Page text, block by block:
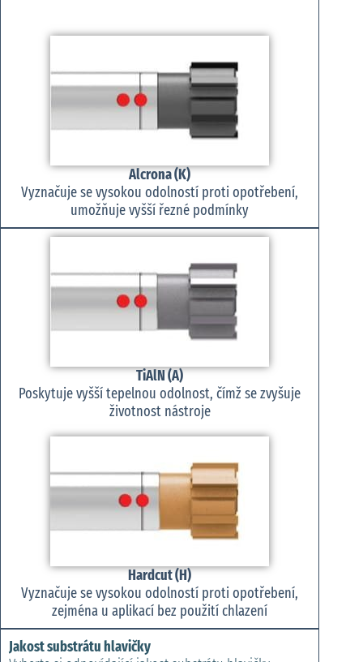
Alcrona (K)
Vyznačuje se vysokou odolností proti opotřebení,
umožňuje vyšší řezné podmínky
TiAlN (A)
Poskytuje vyšší tepelnou odolnost, čímž se zvyšuje
životnost nástroje
Hardcut (H)
Vyznačuje se vysokou odolností proti opotřebení,
zejména u aplikací bez použití chlazení
Jakost substrátu hlavičky